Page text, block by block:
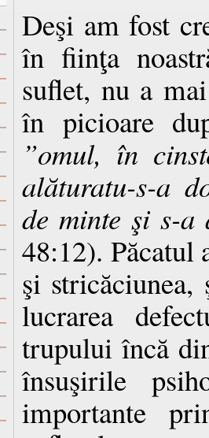
Deşi am fost
în fiinţa
suflet, nu a
în picioare
”omul, în
alăturatu-s-a
de minte şi s-a
48:12). Păcatul
şi
lucrarea
trupului încă
însuşirile
importante